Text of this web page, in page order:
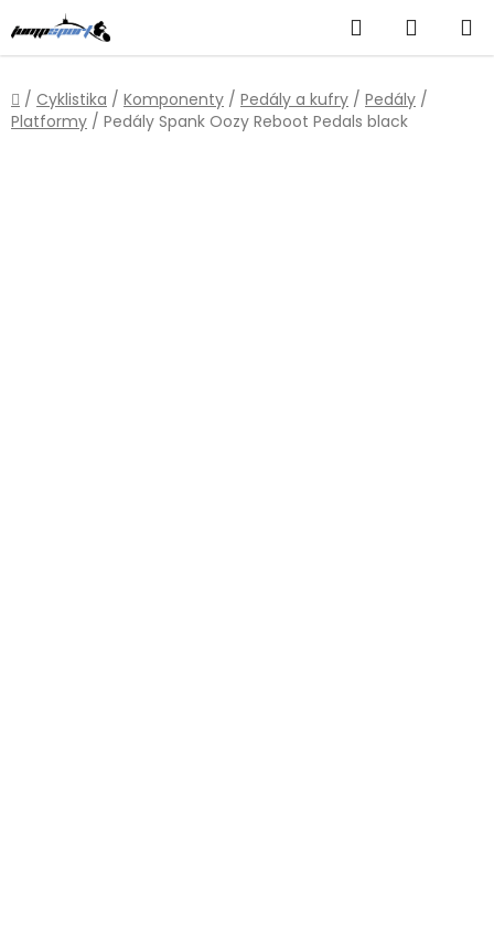
na
obsah
Hledat
KOŠÍK
Domů
/ Cyklistika / Komponenty / Pedály a kufry / Pedály /
Platformy / Pedály Spank Oozy Reboot Pedals black